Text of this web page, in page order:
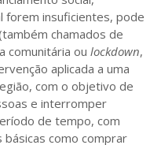
forem insuficientes, pode
chamados de
comunitária ou lockdown,
aplicada a uma
com o objetivo de
e interromper
de tempo, com
como comprar